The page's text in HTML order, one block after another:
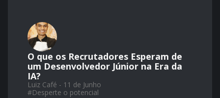
O que os Recrutadores Esperam de
um Desenvolvedor Júnior na Era da
IA?
Luiz Café - 11 de Junho
#Desperte o potencial